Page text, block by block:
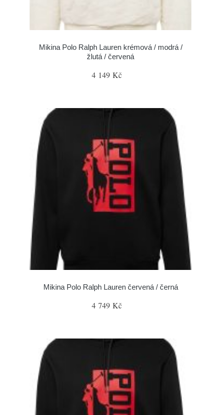
Mikina Polo Ralph Lauren krémová / modrá /
žlutá / červená
4 149 Kč
Mikina Polo Ralph Lauren červená / černá
4 749 Kč